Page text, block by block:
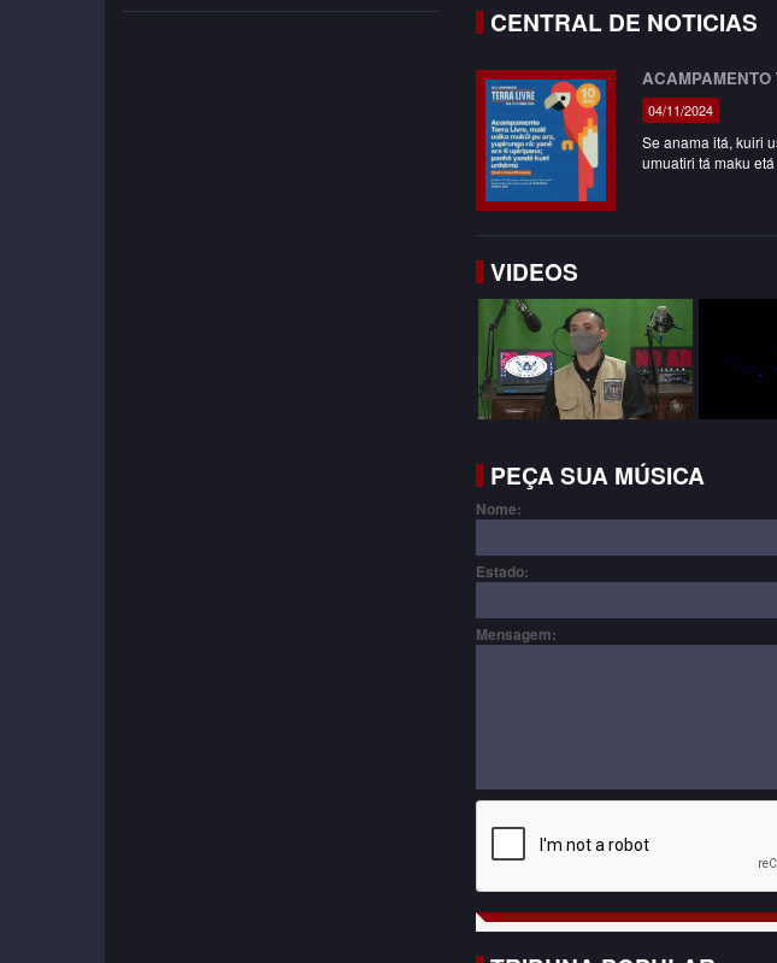
CENTRAL DE NOTICIAS
04/11/2024
Se anama itá, kuiri
VIDEOS
PEÇA SUA MÚSICA
Nome:
Estado:
Mensagem: